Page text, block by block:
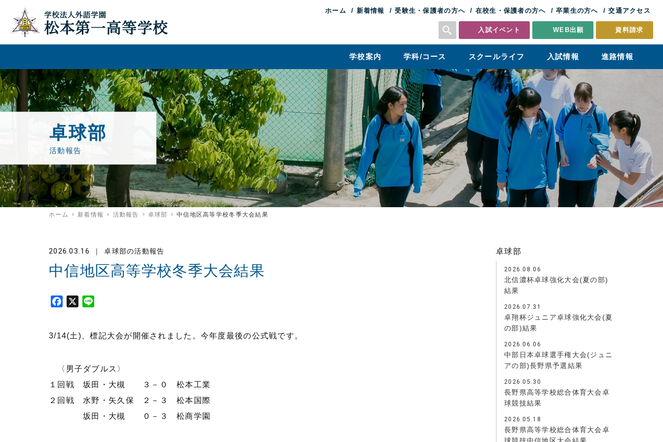
ホーム 新着情報 受験生・保護者の方へ 在校生・保護者の方へ 卒業生の方へ 交通アクセス
入試イベント WEB出願 資料請求
学校案内 学科/コース スクールライフ 入試情報 進路情報
卓球部
活動報告
ホーム 新着情報 活動報告 卓球部 中信地区高等学校冬季大会結果
2026.03.16 卓球部の活動報告
中信地区高等学校冬季大会結果
e
o
k
X
e
3/14(土)、標記大会が開催されました。今年度最後の公式戦です。
〈男子ダブルス〉
１回戦 坂田・大槻 ３－０ 松本工業
２回戦 水野・矢久保 ２－３ 松本国際
坂田・大槻 ０－３ 松商学園
卓球部
2026.08.06
北信濃杯卓球強化大会(夏の部)
結果
2026.07.31
卓翔杯ジュニア卓球強化大会(夏
の部)結果
2026.06.06
中部日本卓球選手権大会(ジュニ
アの部)長野県予選結果
2026.05.30
長野県高等学校総合体育大会卓
球競技結果
2026.05.18
長野県高等学校総合体育大会卓